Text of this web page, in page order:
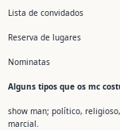
Lista de convidados
Reserva de lugares
Nominatas
Alguns tipos que os mc
show man; político,
marcial.